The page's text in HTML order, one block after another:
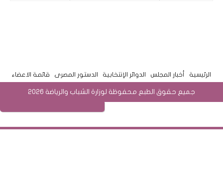
الرئيسية أخبار المجلس الدوائر الإنتخابية الدستور المصرى قائمة الاعضاء
جميع حقوق الطبع محفوظة لوزارة الشباب والرياضة 2026